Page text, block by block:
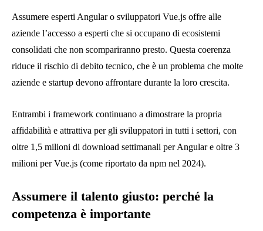
Assumere esperti Angular o sviluppatori Vue.js offre alle
aziende l’accesso a esperti che si occupano di ecosistemi
consolidati che non scompariranno presto. Questa coerenza
riduce il rischio di debito tecnico, che è un problema che molte
aziende e startup devono affrontare durante la loro crescita.
Entrambi i framework continuano a dimostrare la propria
affidabilità e attrattiva per gli sviluppatori in tutti i settori, con
oltre 1,5 milioni di download settimanali per Angular e oltre 3
milioni per Vue.js (come riportato da npm nel 2024).
Assumere il talento giusto: perché la
competenza è importante